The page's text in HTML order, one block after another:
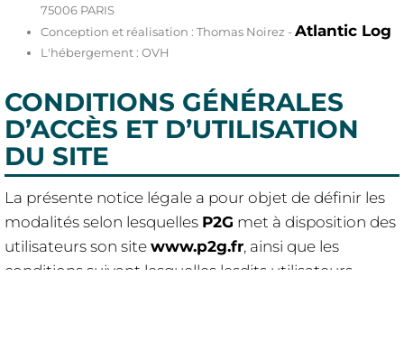
75006 PARIS
Conception et réalisation : Thomas Noirez - Atlantic Log
L'hébergement : OVH
CONDITIONS GÉNÉRALES
D’ACCÈS ET D’UTILISATION
DU SITE
La présente notice légale a pour objet de définir les
modalités selon lesquelles P2G met à disposition des
utilisateurs son site www.p2g.fr, ainsi que les
conditions suivant lesquelles lesdits utilisateurs